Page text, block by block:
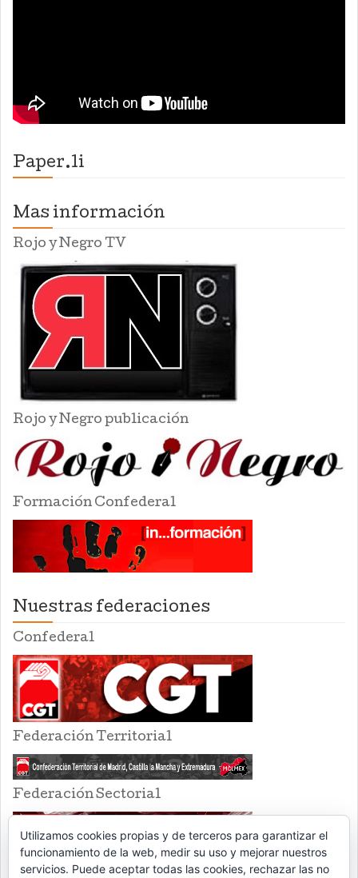
Paper.li
Mas información
Rojo y Negro TV
Rojo y Negro publicación
Formación Confederal
Nuestras federaciones
Confederal
Federación Territorial
Federación Sectorial
Utilizamos cookies propias y de terceros para garantizar el
funcionamiento de la web, medir su uso y mejorar nuestros
servicios. Puede aceptar todas las cookies, rechazar las no